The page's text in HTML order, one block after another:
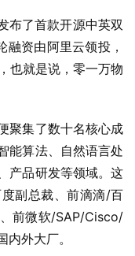
布了首款开源中英双
融资由阿里云领投，
也就是说，零一万物
聚集了数十名核心成
能算法、自然语言处
产品研发等领域。这
副总裁、前滴滴/百
前微软/SAP/Cisco/
外大厂。